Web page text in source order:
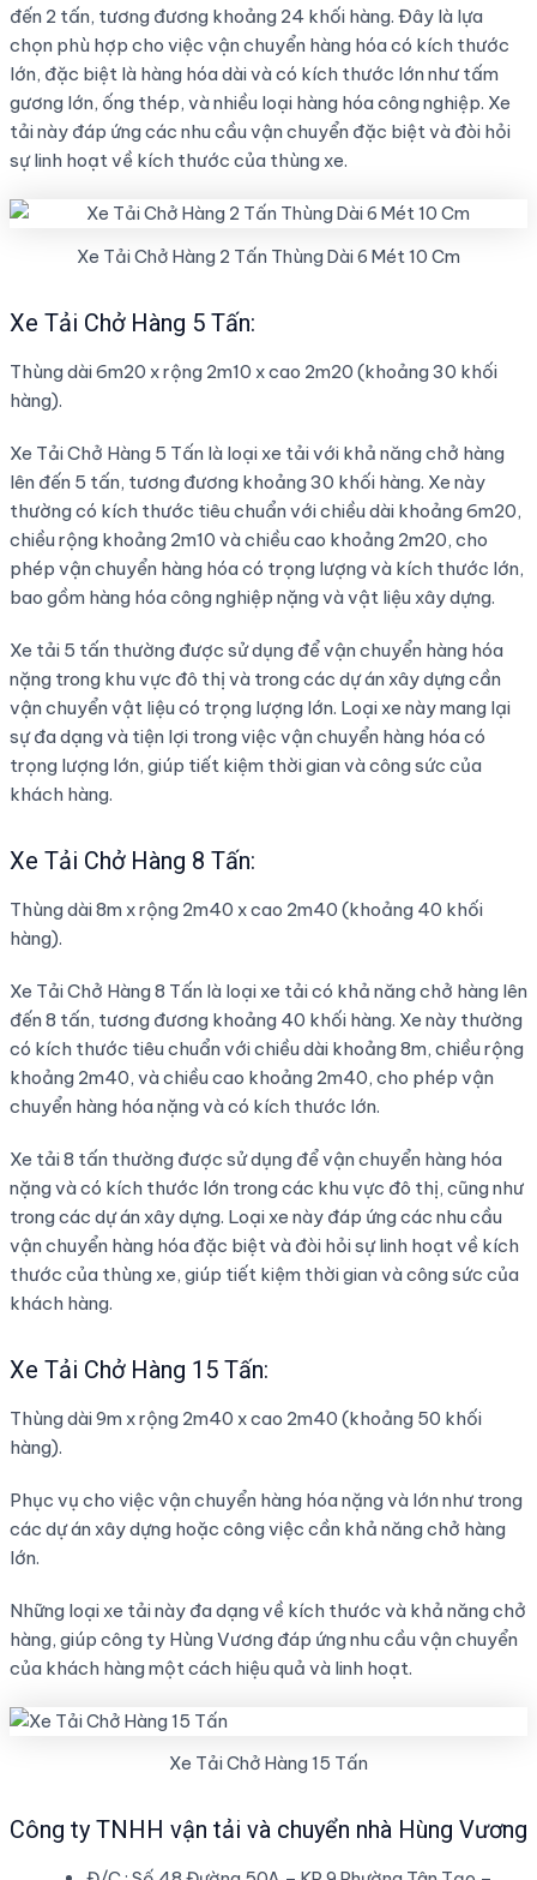
đến 2 tấn, tương đương khoảng 24 khối hàng. Đây là lựa
chọn phù hợp cho việc vận chuyển hàng hóa có kích thước
lớn, đặc biệt là hàng hóa dài và có kích thước lớn như tấm
gương lớn, ống thép, và nhiều loại hàng hóa công nghiệp. Xe
tải này đáp ứng các nhu cầu vận chuyển đặc biệt và đòi hỏi
sự linh hoạt về kích thước của thùng xe.
Xe Tải Chở Hàng 2 Tấn Thùng Dài 6 Mét 10 Cm
Xe Tải Chở Hàng 5 Tấn:
Thùng dài 6m20 x rộng 2m10 x cao 2m20 (khoảng 30 khối
hàng).
Xe Tải Chở Hàng 5 Tấn là loại xe tải với khả năng chở hàng
lên đến 5 tấn, tương đương khoảng 30 khối hàng. Xe này
thường có kích thước tiêu chuẩn với chiều dài khoảng 6m20,
chiều rộng khoảng 2m10 và chiều cao khoảng 2m20, cho
phép vận chuyển hàng hóa có trọng lượng và kích thước lớn,
bao gồm hàng hóa công nghiệp nặng và vật liệu xây dựng.
Xe tải 5 tấn thường được sử dụng để vận chuyển hàng hóa
nặng trong khu vực đô thị và trong các dự án xây dựng cần
vận chuyển vật liệu có trọng lượng lớn. Loại xe này mang lại
sự đa dạng và tiện lợi trong việc vận chuyển hàng hóa có
trọng lượng lớn, giúp tiết kiệm thời gian và công sức của
khách hàng.
Xe Tải Chở Hàng 8 Tấn:
Thùng dài 8m x rộng 2m40 x cao 2m40 (khoảng 40 khối
hàng).
Xe Tải Chở Hàng 8 Tấn là loại xe tải có khả năng chở hàng lên
đến 8 tấn, tương đương khoảng 40 khối hàng. Xe này thường
có kích thước tiêu chuẩn với chiều dài khoảng 8m, chiều rộng
khoảng 2m40, và chiều cao khoảng 2m40, cho phép vận
chuyển hàng hóa nặng và có kích thước lớn.
Xe tải 8 tấn thường được sử dụng để vận chuyển hàng hóa
nặng và có kích thước lớn trong các khu vực đô thị, cũng như
trong các dự án xây dựng. Loại xe này đáp ứng các nhu cầu
vận chuyển hàng hóa đặc biệt và đòi hỏi sự linh hoạt về kích
thước của thùng xe, giúp tiết kiệm thời gian và công sức của
khách hàng.
Xe Tải Chở Hàng 15 Tấn:
Thùng dài 9m x rộng 2m40 x cao 2m40 (khoảng 50 khối
hàng).
Phục vụ cho việc vận chuyển hàng hóa nặng và lớn như trong
các dự án xây dựng hoặc công việc cần khả năng chở hàng
lớn.
Những loại xe tải này đa dạng về kích thước và khả năng chở
hàng, giúp công ty Hùng Vương đáp ứng nhu cầu vận chuyển
của khách hàng một cách hiệu quả và linh hoạt.
Xe Tải Chở Hàng 15 Tấn
Công ty TNHH vận tải và chuyển nhà Hùng Vương